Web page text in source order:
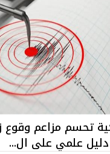
علمي على ال...